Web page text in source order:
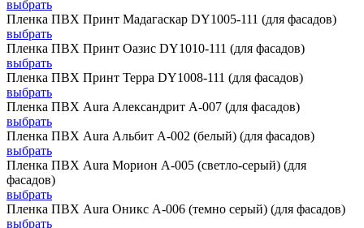
выбрать
Пленка ПВХ Принт Мадагаскар DY1005-111 (для фасадов)
выбрать
Пленка ПВХ Принт Оазис DY1010-111 (для фасадов)
выбрать
Пленка ПВХ Принт Терра DY1008-111 (для фасадов)
выбрать
Пленка ПВХ Aura Александрит А-007 (для фасадов)
выбрать
Пленка ПВХ Aura Альбит А-002 (белый) (для фасадов)
выбрать
Пленка ПВХ Aura Морион А-005 (светло-серый) (для
фасадов)
выбрать
Пленка ПВХ Aura Оникс А-006 (темно серый) (для фасадов)
выбрать